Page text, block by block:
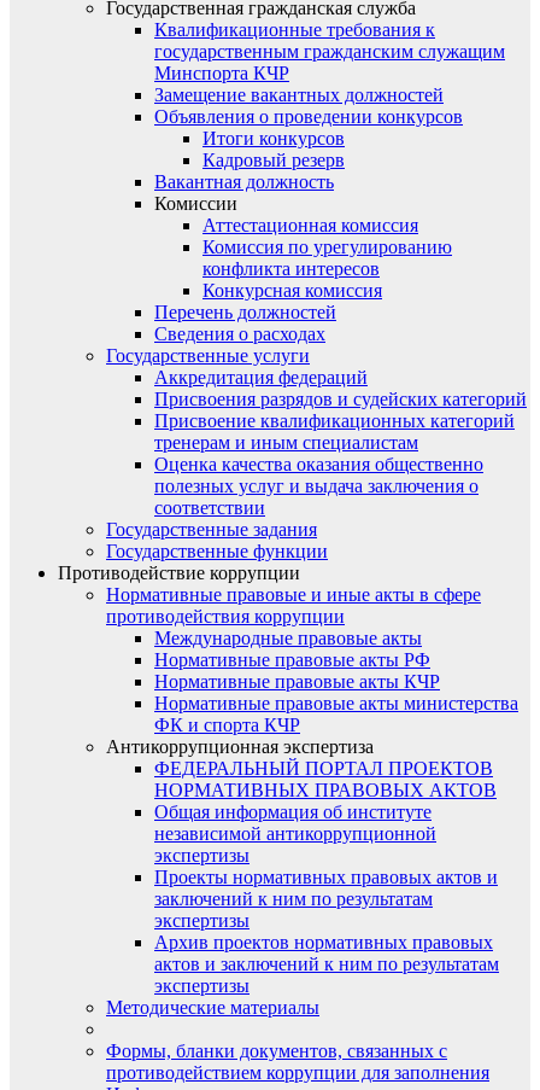
Государственная гражданская служба
Квалификационные требования к
государственным гражданским служащим
Минспорта КЧР
Замещение вакантных должностей
Объявления о проведении конкурсов
Итоги конкурсов
Кадровый резерв
Вакантная должность
Комиссии
Аттестационная комиссия
Комиссия по урегулированию
конфликта интересов
Конкурсная комиссия
Перечень должностей
Сведения о расходах
Государственные услуги
Аккредитация федераций
Присвоения разрядов и судейских категорий
Присвоение квалификационных категорий
тренерам и иным специалистам
Оценка качества оказания общественно
полезных услуг и выдача заключения о
соответствии
Государственные задания
Государственные функции
Противодействие коррупции
Нормативные правовые и иные акты в сфере
противодействия коррупции
Международные правовые акты
Нормативные правовые акты РФ
Нормативные правовые акты КЧР
Нормативные правовые акты министерства
ФК и спорта КЧР
Антикоррупционная экспертиза
ФЕДЕРАЛЬНЫЙ ПОРТАЛ ПРОЕКТОВ
НОРМАТИВНЫХ ПРАВОВЫХ АКТОВ
Общая информация об институте
независимой антикоррупционной
экспертизы
Проекты нормативных правовых актов и
заключений к ним по результатам
экспертизы
Архив проектов нормативных правовых
актов и заключений к ним по результатам
экспертизы
Методические материалы
Формы, бланки документов, связанных с
противодействием коррупции для заполнения